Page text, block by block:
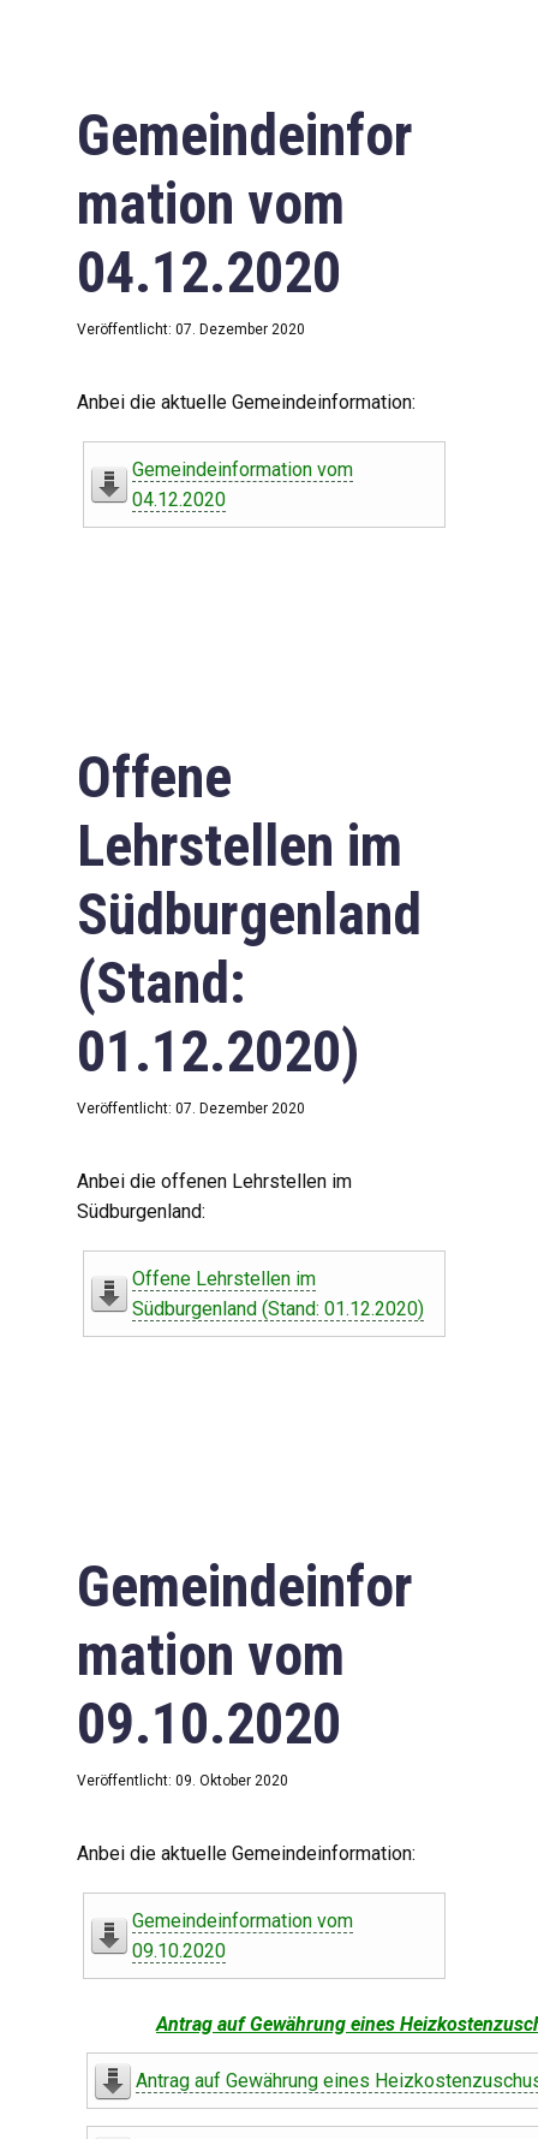
Gemeindeinfor
mation vom
04.12.2020
Veröffentlicht: 07. Dezember 2020
Anbei die aktuelle Gemeindeinformation:
Gemeindeinformation vom
04.12.2020
Offene
Lehrstellen im
Südburgenland
(Stand:
01.12.2020)
Veröffentlicht: 07. Dezember 2020
Anbei die offenen Lehrstellen im
Südburgenland:
Offene Lehrstellen im
Südburgenland (Stand: 01.12.2020)
Gemeindeinfor
mation vom
09.10.2020
Veröffentlicht: 09. Oktober 2020
Anbei die aktuelle Gemeindeinformation:
Gemeindeinformation vom
09.10.2020
Antrag auf Gewährung eines
Antrag auf Gewährung eines